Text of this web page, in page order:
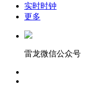
实时时钟
更多
雷龙微信公众号